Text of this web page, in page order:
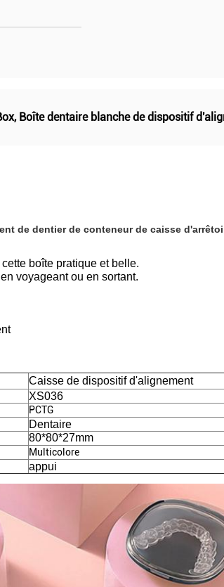
, Boîte dentaire blanche de dispositif
de dentier de conteneur de caisse
boîte pratique et belle.
voyageant ou en sortant.
Caisse de dispositif d'alignement
XS036
PCTG
Dentaire
80*80*27mm
Multicolore
appui